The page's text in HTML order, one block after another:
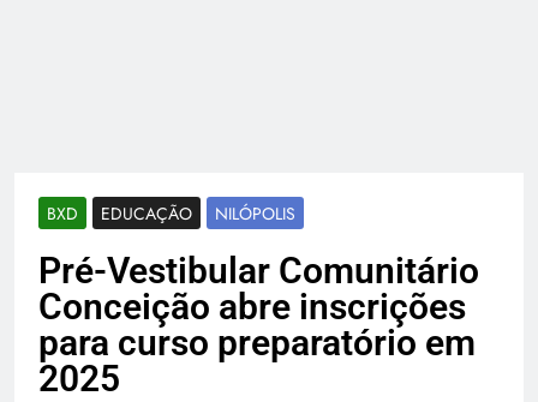
BXD EDUCAÇÃO NILÓPOLIS
Pré-Vestibular Comunitário
Conceição abre inscrições
para curso preparatório em
2025